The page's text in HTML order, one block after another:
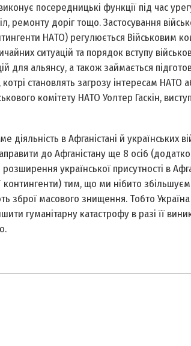
посередницькі функції під час
ремонту доріг тощо. Застосування
НАТО) регулюється Військовим
ситуацій та порядок вступу
для альянсу, а також займається
становлять загрозу інтересам
комітету НАТО Уолтер Гаскін,
діяльність в Афганістані й українських
до Афганістану ще 8 осіб
української присутності в
контингенти) тим, що ми нібито
зброї масового знищення. Тобто
гуманітарну катастрофу в разі її